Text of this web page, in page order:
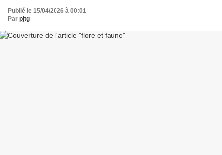
Publié le 15/04/2026 à 00:01
Par pjtg